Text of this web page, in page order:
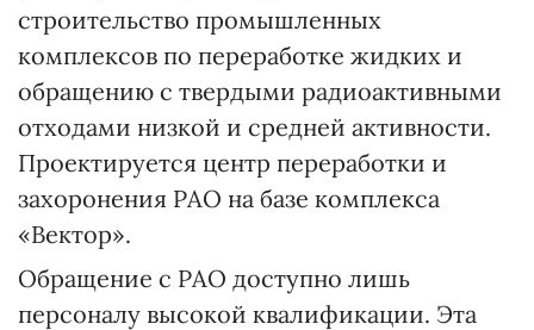
строительство промышленных
комплексов по переработке жидких и
обращению с твердыми радиоактивными
отходами низкой и средней активности.
Проектируется центр переработки и
захоронения РАО на базе комплекса
«Вектор».
Обращение с РАО доступно лишь
персоналу высокой квалификации. Эта